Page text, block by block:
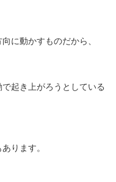
に動かすものだから、
起き上がろうとしている
ります。